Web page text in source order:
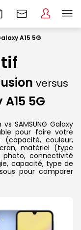
A15 5G
versus
5G
SAMSUNG Galaxy
pour faire votre
(capacité, couleur,
matériel (type
photo, connectivité
capacité, type de
pour comparer